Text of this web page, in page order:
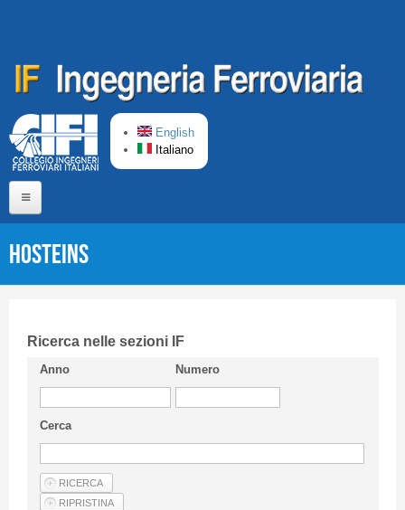
English
Italiano
CIFI in breve
Linee Guida
Privacy Policy
Articoli
HOSTEINS
Ricerca nelle sezioni IF
Anno Numero
Cerca